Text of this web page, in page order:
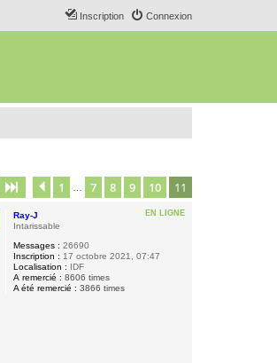
Connexion
Inscription
Page 11 sur 11
Précédent
1 7 8 9 10 11
EN LIGNE
Ray-J
Intarissable
Messages : 26690
Inscription : 17 octobre 2021, 07:47
Localisation : IDF
A remercié : 8606 times
A été remercié : 3866 times